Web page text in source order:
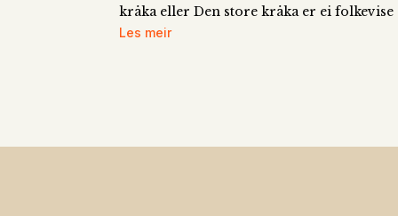
kråka eller Den store kråka er ei
Les meir